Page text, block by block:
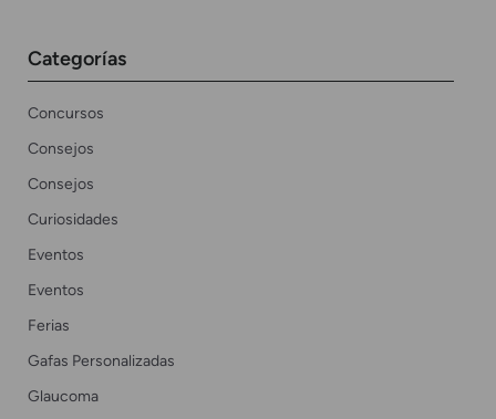
Categorías
Concursos
Consejos
Consejos
Curiosidades
Eventos
Eventos
Ferias
Gafas Personalizadas
Glaucoma